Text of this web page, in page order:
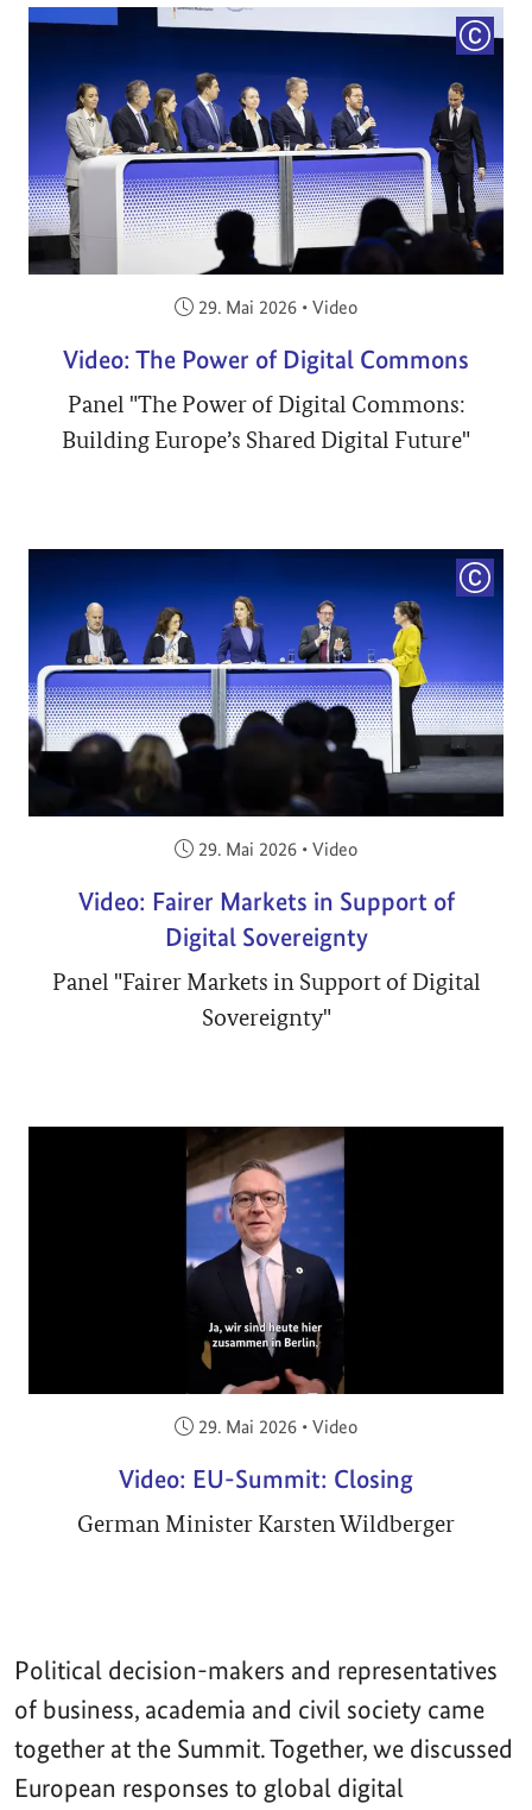
Veröffentlicht am:
29. Mai 2026 • Video
Video: The Power of Digital Commons
Panel "The Power of Digital Commons:
Building Europe’s Shared Digital Future"
Veröffentlicht am:
29. Mai 2026 • Video
Video: Fairer Markets in Support of
Digital Sovereignty
Panel "Fairer Markets in Support of Digital
Sovereignty"
Veröffentlicht am:
29. Mai 2026 • Video
Video: EU-Summit: Closing
German Minister Karsten Wildberger
Political decision-makers and representatives
of business, academia and civil society came
together at the Summit. Together, we discussed
European responses to global digital